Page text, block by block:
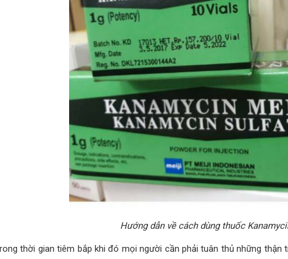
Hướng dẫn về cách dùng thuốc
thời gian tiêm bắp khi đó mọi người cần phải tuân thủ những